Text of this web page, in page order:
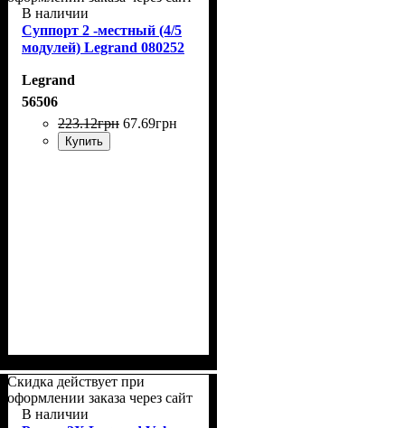
В наличии
Суппорт 2 -местный (4/5
модулей) Legrand 080252
Legrand
56506
223.12грн 67.69грн
Купить
Скидка действует при
оформлении заказа через сайт
В наличии